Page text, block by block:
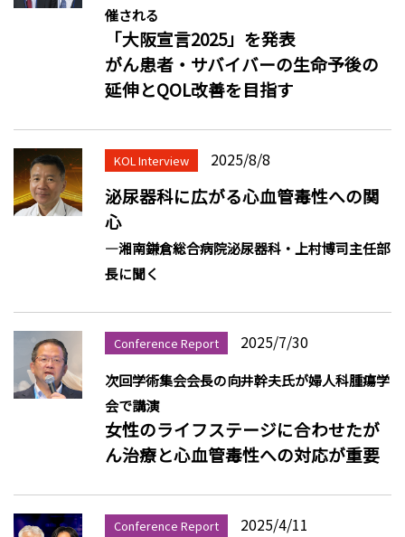
催される
「大阪宣言2025」を発表
がん患者・サバイバーの生命予後の
延伸とQOL改善を目指す
KOL Interview 2025/8/8
泌尿器科に広がる心血管毒性への関
心
―湘南鎌倉総合病院泌尿器科・上村博司主任部
長に聞く
Conference Report 2025/7/30
次回学術集会会長の向井幹夫氏が婦人科腫瘍学
会で講演
女性のライフステージに合わせたが
ん治療と心血管毒性への対応が重要
Conference Report 2025/4/11